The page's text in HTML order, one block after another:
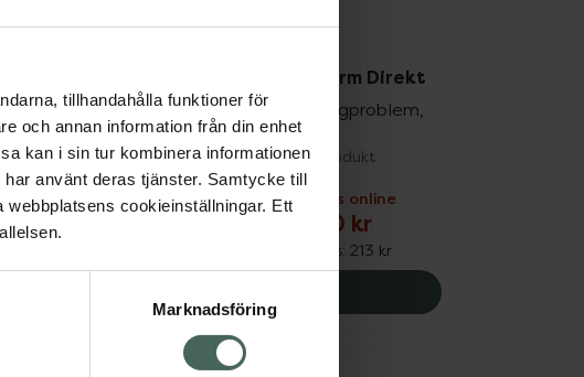
tillhandahålla funktioner för
och annan information från din enhet
kan i sin tur kombinera informationen
använt deras tjänster. Samtycke till
cookieinställningar. Ett
Marknadsföring
magproblem,
produkt
online
kr
Silicea Mag-Tarm Direkt
Kiselgel mot magproblem,
30 doser
Medicinteknisk produkt
Kampanjpris online
170,40 kr
Tidigare pris: 213 kr
Silicea Mag-Tarm Direkt,